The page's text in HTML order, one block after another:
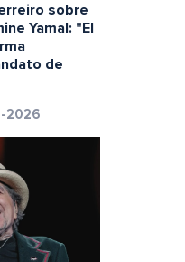
sobre
Yamal: "El
de
2026